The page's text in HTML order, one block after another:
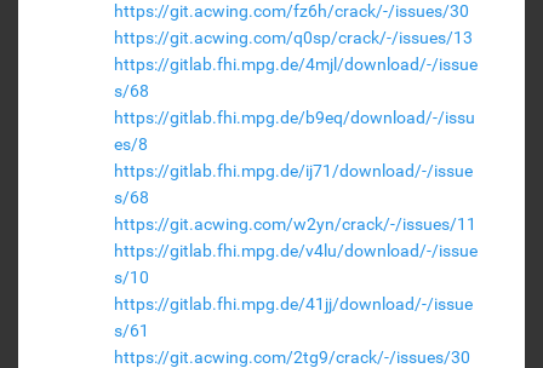
https://git.acwing.com/fz6h/crack/-/issues/30
https://git.acwing.com/q0sp/crack/-/issues/13
https://gitlab.fhi.mpg.de/4mjl/download/-/issue
s/68
https://gitlab.fhi.mpg.de/b9eq/download/-/issu
es/8
https://gitlab.fhi.mpg.de/ij71/download/-/issue
s/68
https://git.acwing.com/w2yn/crack/-/issues/11
https://gitlab.fhi.mpg.de/v4lu/download/-/issue
s/10
https://gitlab.fhi.mpg.de/41jj/download/-/issue
s/61
https://git.acwing.com/2tg9/crack/-/issues/30